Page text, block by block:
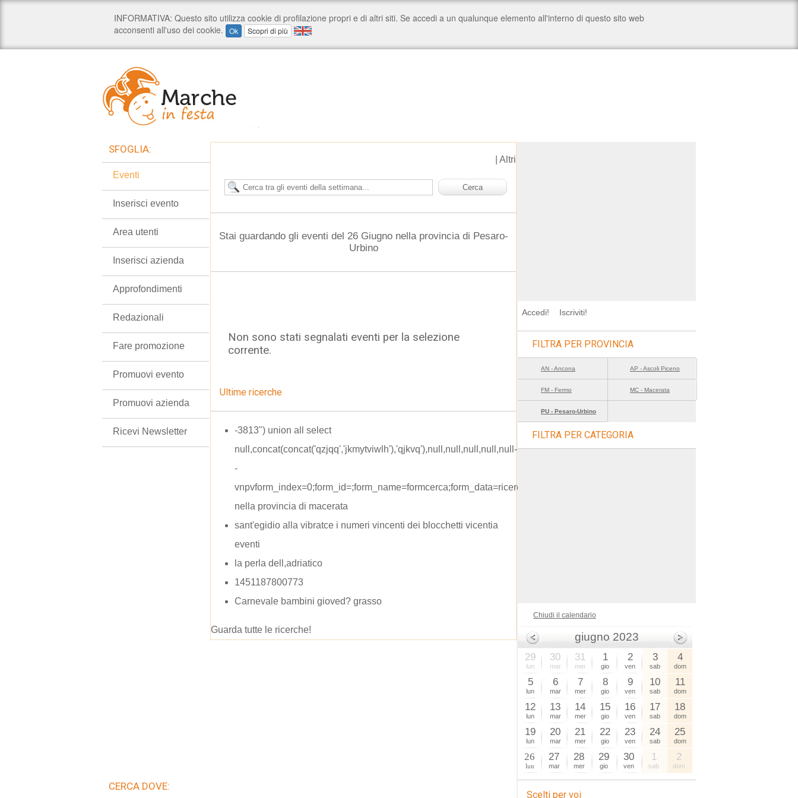
Altri
Stai guardando gli eventi del 26 Giugno nella provincia di Pesaro-
Urbino
Non sono stati segnalati eventi per la selezione
corrente.
Ultime ricerche
-3813") union all select
null,concat(concat('qzjqq','jkmytviwlh'),'qjkvq'),null,null,null,null,null-
-
vnpvform_index=0;form_id=;form_name=formcerca;form_data=ricerca=sagre
nella provincia di macerata
sant'egidio alla vibratce i numeri vincenti dei blocchetti vicentia
eventi
la perla dell,adriatico
1451187800773
Carnevale bambini gioved? grasso
Guarda tutte le ricerche!
SFOGLIA:
Eventi
Inserisci evento
Area utenti
Inserisci azienda
Approfondimenti
Redazionali
Fare promozione
Promuovi evento
Promuovi azienda
Ricevi Newsletter
CERCA DOVE:
Accedi! Iscriviti!
FILTRA PER PROVINCIA
AN - Ancona AP - Ascoli Piceno
FM - Fermo MC - Macerata
PU - Pesaro-Urbino
FILTRA PER CATEGORIA
Chiudi il calendario
giugno 2023
29
lun
30
mar
31
mer
1
gio
2
ven
3
sab
4
dom
5
lun
6
mar
7
mer
8
gio
9
ven
10
sab
11
dom
12
lun
13
mar
14
mer
15
gio
16
ven
17
sab
18
dom
19
lun
20
mar
21
mer
22
gio
23
ven
24
sab
25
dom
26
lun
27
mar
28
mer
29
gio
30
ven
1
sab
2
dom
Scelti per voi